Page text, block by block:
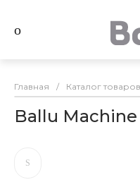
Главная / Каталог товаров
Ballu Machine